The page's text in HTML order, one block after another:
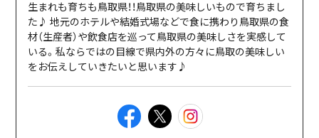
生まれも育ちも鳥取県！！鳥取県の美味しいもので育ちまし
た♪ 地元のホテルや結婚式場などで食に携わり鳥取県の食
材（生産者）や飲食店を巡って鳥取県の美味しさを実感して
いる。私ならではの目線で県内外の方々に鳥取の美味しい
をお伝えしていきたいと思います♪